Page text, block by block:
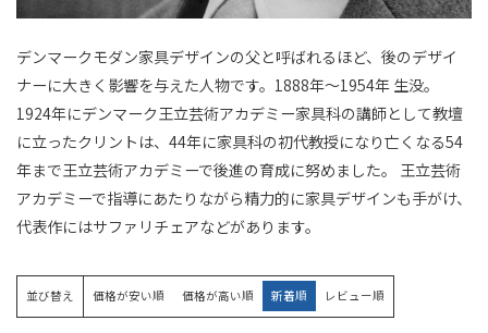
デンマークモダン家具デザインの父と呼ばれるほど、後のデザイ
ナーに大きく影響を与えた人物です。1888年～1954年 生没。
1924年にデンマーク王立芸術アカデミー家具科の講師として教壇
に立ったクリントは、44年に家具科の初代教授になり亡くなる54
年まで王立芸術アカデミーで後進の育成に努めました。 王立芸術
アカデミーで指導にあたりながら精力的に家具デザインも手がけ、
代表作にはサファリチェアなど​があります。
並び替え 価格が安い順 価格が高い順 新着順 レビュー順